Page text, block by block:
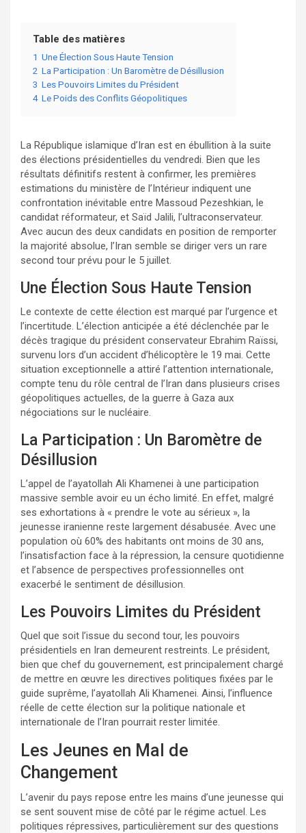
Table des matières
1 Une Élection Sous Haute Tension
2 La Participation : Un Baromètre de Désillusion
3 Les Pouvoirs Limites du Président
4 Le Poids des Conflits Géopolitiques
La République islamique d’Iran est en ébullition à la suite
des élections présidentielles du vendredi. Bien que les
résultats définitifs restent à confirmer, les premières
estimations du ministère de l’Intérieur indiquent une
confrontation inévitable entre Massoud Pezeshkian, le
candidat réformateur, et Saïd Jalili, l’ultraconservateur.
Avec aucun des deux candidats en position de remporter
la majorité absolue, l’Iran semble se diriger vers un rare
second tour prévu pour le 5 juillet.
Une Élection Sous Haute Tension
Le contexte de cette élection est marqué par l’urgence et
l’incertitude. L’élection anticipée a été déclenchée par le
décès tragique du président conservateur Ebrahim Raïssi,
survenu lors d’un accident d’hélicoptère le 19 mai. Cette
situation exceptionnelle a attiré l’attention internationale,
compte tenu du rôle central de l’Iran dans plusieurs crises
géopolitiques actuelles, de la guerre à Gaza aux
négociations sur le nucléaire.
La Participation : Un Baromètre de
Désillusion
L’appel de l’ayatollah Ali Khamenei à une participation
massive semble avoir eu un écho limité. En effet, malgré
ses exhortations à « prendre le vote au sérieux », la
jeunesse iranienne reste largement désabusée. Avec une
population où 60% des habitants ont moins de 30 ans,
l’insatisfaction face à la répression, la censure quotidienne
et l’absence de perspectives professionnelles ont
exacerbé le sentiment de désillusion.
Les Pouvoirs Limites du Président
Quel que soit l’issue du second tour, les pouvoirs
présidentiels en Iran demeurent restreints. Le président,
bien que chef du gouvernement, est principalement chargé
de mettre en œuvre les directives politiques fixées par le
guide suprême, l’ayatollah Ali Khamenei. Ainsi, l’influence
réelle de cette élection sur la politique nationale et
internationale de l’Iran pourrait rester limitée.
Les Jeunes en Mal de
Changement
L’avenir du pays repose entre les mains d’une jeunesse qui
se sent souvent mise de côté par le régime actuel. Les
politiques répressives, particulièrement sur des questions